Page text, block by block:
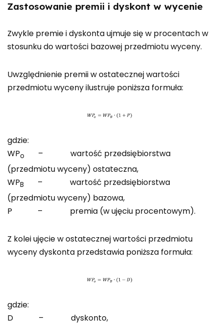
Zastosowanie premii i dyskont w wycenie
Zwykle premie i dyskonta ujmuje się w procentach w
stosunku do wartości bazowej przedmiotu wyceny.
Uwzględnienie premii w ostatecznej wartości
przedmiotu wyceny ilustruje poniższa formuła:
gdzie:
WPo
– wartość przedsiębiorstwa
(przedmiotu wyceny) ostateczna,
WPB
– wartość przedsiębiorstwa
(przedmiotu wyceny) bazowa,
P – premia (w ujęciu procentowym).
Z kolei ujęcie w ostatecznej wartości przedmiotu
wyceny dyskonta przedstawia poniższa formuła:
gdzie:
D – dyskonto,